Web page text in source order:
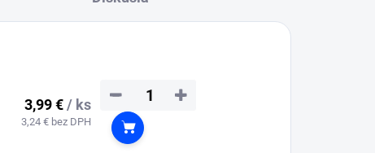
3,99 €/ ks
3,24 € bez DPH
+
−
Do košíka